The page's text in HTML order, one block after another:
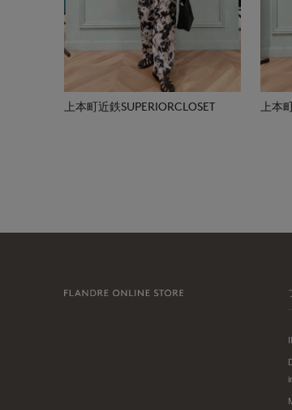
上本町近鉄SUPERIORCLOSET 上本